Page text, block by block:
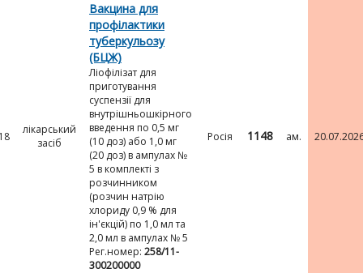
лікарський
засіб
Вакцина для
профілактики
туберкульозу
(БЦЖ)
Ліофілізат для
приготування
суспензії для
внутрішньошкірного
введення по 0,5 мг
(10 доз) або 1,0 мг
(20 доз) в ампулах №
5 в комплекті з
розчинником
(розчин натрію
хлориду 0,9 % для
ін'єкцій) по 1,0 мл та
2,0 мл в ампулах № 5
Рег.номер: 258/11-
300200000
Росія 1148 ам.